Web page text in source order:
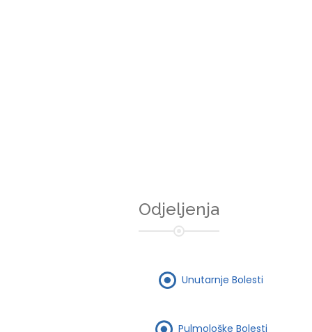
Odjeljenja
Unutarnje Bolesti
Pulmološke Bolesti